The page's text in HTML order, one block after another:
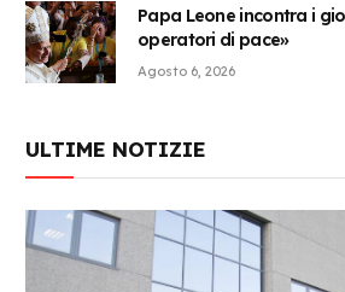
Papa Leone incontra i
operatori di pace»
Agosto 6, 2026
ULTIME NOTIZIE